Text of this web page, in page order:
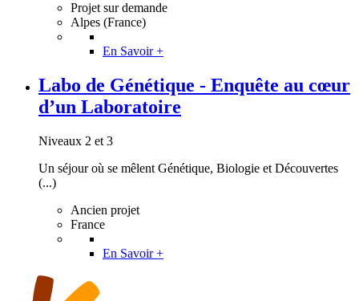
Projet sur demande
Alpes (France)
En Savoir +
Labo de Génétique - Enquête au cœur
d’un Laboratoire
Niveaux 2 et 3
Un séjour où se mêlent Génétique, Biologie et Découvertes
(...)
Ancien projet
France
En Savoir +